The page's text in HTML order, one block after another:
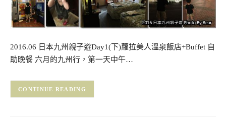
2016.06 日本九州親子遊Day1(下)蘿拉美人溫泉飯店+Buffet 自
助晚餐 六月的九州行，第一天中午…
CONTINUE READING